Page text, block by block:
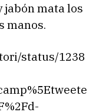
jabón mata los
manos.
status/1238